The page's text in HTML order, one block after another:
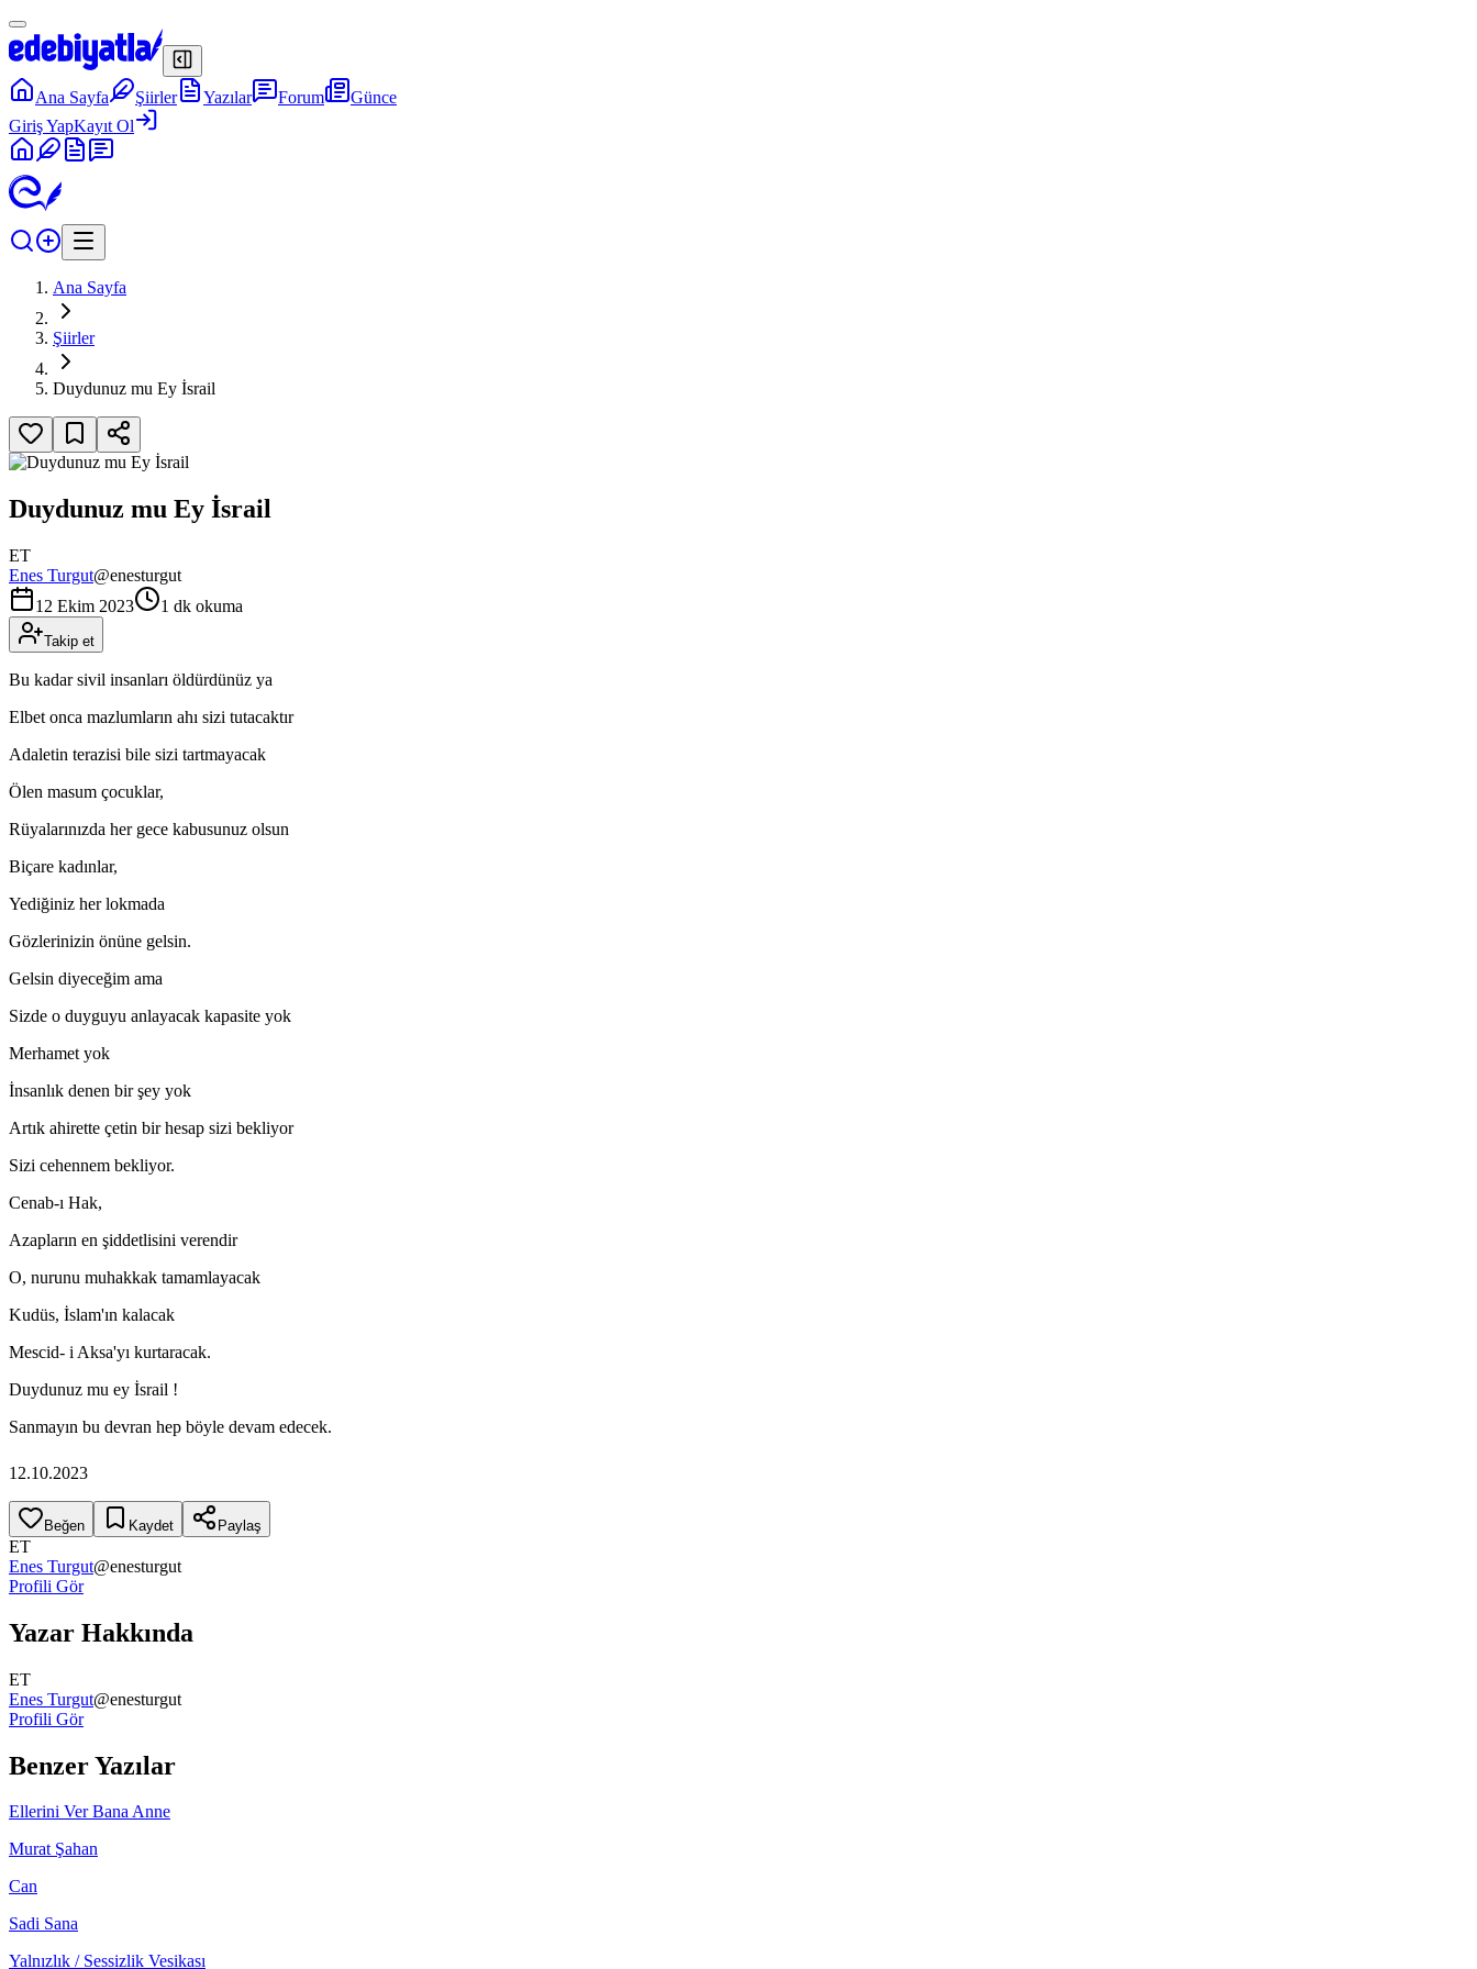
Ana Sayfa Şiirler Yazılar Forum
Günce
Giriş YapKayıt Ol
Ana Sayfa
Şiirler
Duydunuz mu Ey İsrail
Duydunuz mu Ey İsrail
ET
Enes Turgut@enesturgut
12 Ekim 2023
1 dk okuma
Takip et
Bu kadar sivil insanları öldürdünüz ya
Elbet onca mazlumların ahı sizi tutacaktır
Adaletin terazisi bile sizi tartmayacak
Ölen masum çocuklar,
Rüyalarınızda her gece kabusunuz olsun
Biçare kadınlar,
Yediğiniz her lokmada
Gözlerinizin önüne gelsin.
Gelsin diyeceğim ama
Sizde o duyguyu anlayacak kapasite yok
Merhamet yok
İnsanlık denen bir şey yok
Artık ahirette çetin bir hesap sizi bekliyor
Sizi cehennem bekliyor.
Cenab-ı Hak,
Azapların en şiddetlisini verendir
O, nurunu muhakkak tamamlayacak
Kudüs, İslam'ın kalacak
Mescid- i Aksa'yı kurtaracak.
Duydunuz mu ey İsrail !
Sanmayın bu devran hep böyle devam edecek.
12.10.2023
Beğen Kaydet Paylaş
ET
Enes Turgut@enesturgut
Profili Gör
Yazar Hakkında
ET
Enes Turgut@enesturgut
Profili Gör
Benzer Yazılar
Ellerini Ver Bana Anne
Murat Şahan
Can
Sadi Sana
Yalnızlık / Sessizlik Vesikası